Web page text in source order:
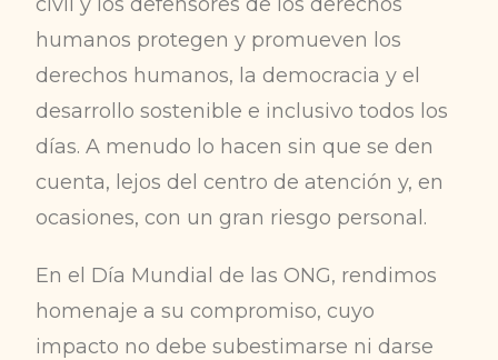
humanos protegen y promueven los
derechos humanos, la democracia y el
desarrollo sostenible e inclusivo todos los
días. A menudo lo hacen sin que se den
cuenta, lejos del centro de atención y, en
ocasiones, con un gran riesgo personal.
En el Día Mundial de las ONG, rendimos
homenaje a su compromiso, cuyo
impacto no debe subestimarse ni darse